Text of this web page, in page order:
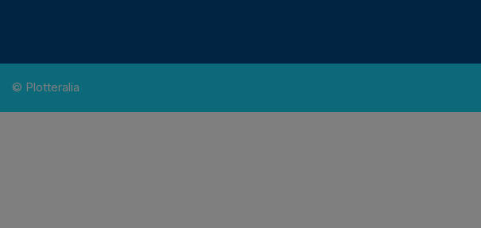
© Plotteralia